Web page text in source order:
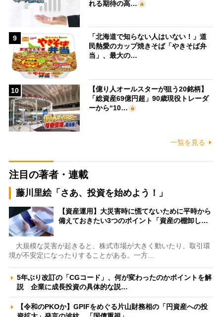
れる期待の高…
9
「北海道で知らない人はいない！」道
民熱愛のカップ焼きそば「やきそば弁
当」、最大の…
10
【億り人オールスターが狙う20銘柄】
「総資産69億円超」90歳現役トレーダ
ーから“10…
一覧を見る
注目の著者・連載
藤川里絵「さあ、投資を始めよう！」
【資産運用】大災害時に慌てないために平時から
備えておきたい3つのポイント「資産の棚卸し…
大規模な災害が起きると、株式市場が大きく動いたり、取引環
境が不安定になったりすることがある。一方…
5年ぶり改訂の「CGコード」、何が変わったのかポイントを解
説 企業に成長投資の具体的な説…
【令和のPKOか】GPIFをめぐる片山財務相の「円資産への投